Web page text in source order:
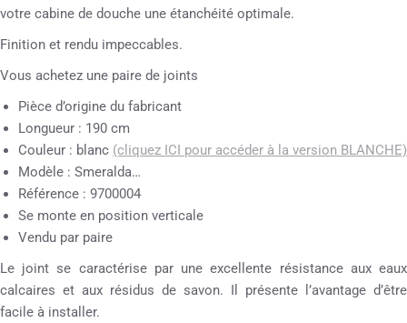
votre cabine de douche une étanchéité optimale.
Finition et rendu impeccables.
Vous achetez une paire de joints
Pièce d’origine du fabricant
Longueur : 190 cm
Couleur : blanc (cliquez ICI pour accéder à la version BLANCHE)
Modèle : Smeralda…
Référence : 9700004
Se monte en position verticale
Vendu par paire
Le joint se caractérise par une excellente résistance aux eaux
calcaires et aux résidus de savon. Il présente l’avantage d’être
facile à installer.